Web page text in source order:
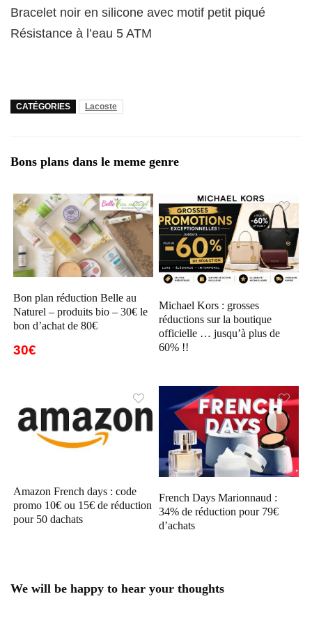
Bracelet noir en silicone avec motif petit piqué
Résistance à l’eau 5 ATM
CATÉGORIES Lacoste
Bons plans dans le meme genre
Bon plan réduction Belle au
Naturel – produits bio – 30€ le
bon d’achat de 80€
30€
Michael Kors : grosses
réductions sur la boutique
officielle … jusqu’à plus de
60% !!
Amazon French days : code
promo 10€ ou 15€ de réduction
pour 50 dachats
French Days Marionnaud :
34% de réduction pour 79€
d’achats
We will be happy to hear your thoughts